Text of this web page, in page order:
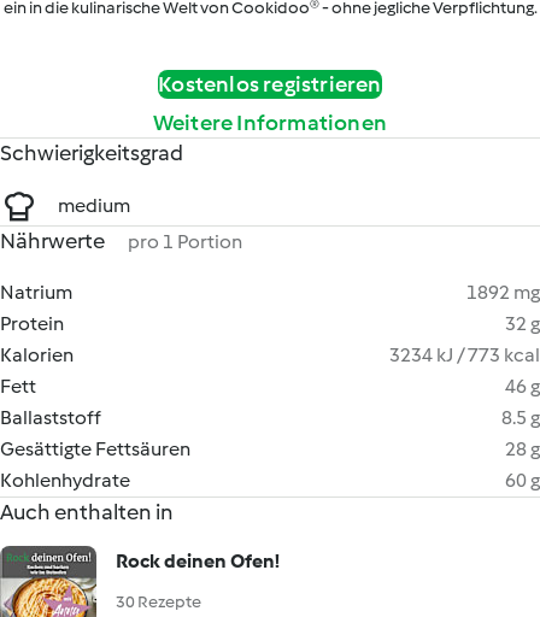
ein in die kulinarische Welt von Cookidoo® - ohne jegliche Verpflichtung.
Kostenlos registrieren
Weitere Informationen
Schwierigkeitsgrad
medium
Nährwerte pro 1 Portion
Natrium
1892 mg
Protein
32 g
Kalorien
3234 kJ / 773 kcal
Fett
46 g
Ballaststoff
8.5 g
Gesättigte Fettsäuren
28 g
Kohlenhydrate
60 g
Auch enthalten in
Rock deinen Ofen!
30 Rezepte